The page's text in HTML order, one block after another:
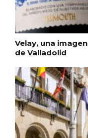
Velay, una
de Valladolid